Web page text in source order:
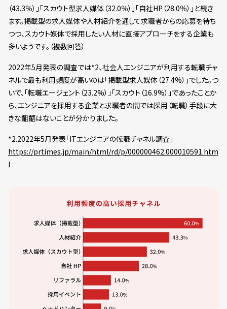
（43.3％）」「スカウト型求人媒体（32.0％）」「自社HP（28.0％）」と続き
ます。掲載型の求人媒体や人材紹介を通して求職者からの応募を待ち
つつ、スカウト媒体で採用したい人材に直接アプローチをする企業も
多いようです。（複数回答）
2022年5月発表の調査では*2、社会人エンジニアが利用する転職チャ
ネルで最も利用頻度が高いのは「掲載型求人媒体（27.4%）」でした。つ
いで、「転職エージェント（23.2%）」「スカウト（16.9%）」であったことか
ら、エンジニアを採用する企業と求職者の間では採用（転職）手段に大
きな齟齬はないことが分かりました。
*2.2022年5月発表「ITエンジニアの転職チャネル調査」
https://prtimes.jp/main/html/rd/p/000000462.000010591.htm
l